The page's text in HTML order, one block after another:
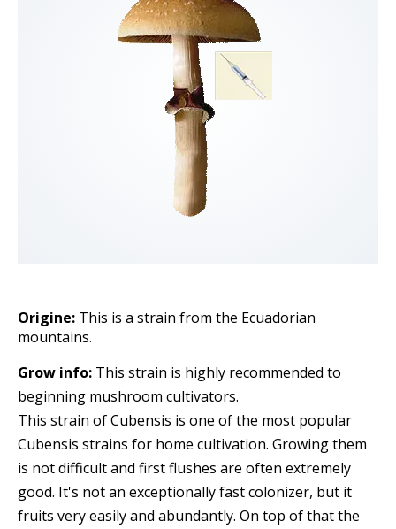
Origine: This is a strain from the Ecuadorian
mountains.
Grow info: This strain is highly recommended to
beginning mushroom cultivators.
This strain of Cubensis is one of the most popular
Cubensis strains for home cultivation. Growing them
is not difficult and first flushes are often extremely
good. It's not an exceptionally fast colonizer, but it
fruits very easily and abundantly. On top of that the